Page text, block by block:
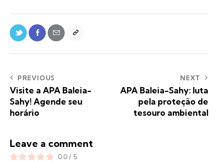
PREVIOUS
Visite a APA Baleia-
Sahy! Agende seu
horário
NEXT
APA Baleia-Sahy: luta
pela proteção de
tesouro ambiental
Leave a comment
0.0 / 5